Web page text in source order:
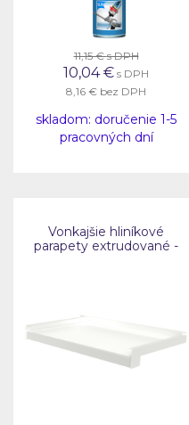
11,15 €s DPH
10,04 € s DPH
8,16 € bez DPH
skladom: doručenie 1-5
pracovných dní
Vonkajšie hliníkové
parapety extrudované -